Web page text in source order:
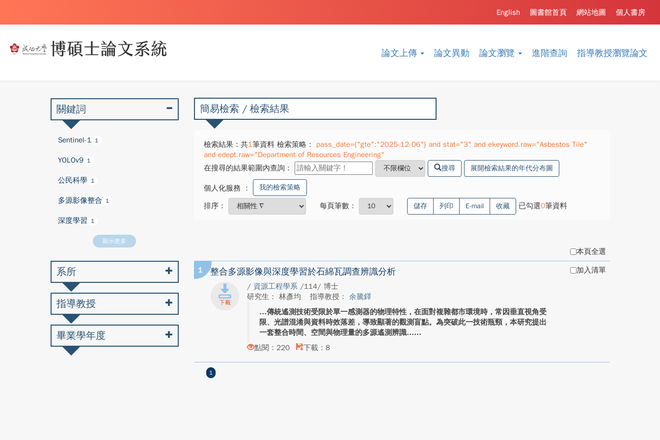
論文上傳 論文異動 論文瀏覽 進階查詢 指導教授瀏覽論文
個人書房
網站地圖
圖書館首頁
English
簡易檢索 / 檢索結果
檢索結果：共1筆資料 檢索策略：
pass_date={"gte":"2025-12-06"} and stat="3" and ekeyword.raw="Asbestos Tile"
and edept.raw="Department of Resources Engineering"
在搜尋的結果範圍內查詢：
搜尋 展開檢索結果的年代分布圖
個人化服務 ： 我的檢索策略
排序： 每頁筆數： 儲存 列印 E-mail 收藏 已勾選0筆資料
本頁全選
1 整合多源影像與深度學習於石綿瓦調查辨識分析
/ 資源工程學系 /114/ 博士
研究生： 林彥均
指導教授： 余騰鐸
傳統遙測技術受限於單一感測器的物理特性，在面對複雜都市環境時，常因垂直視角受
限、光譜混淆與資料時效落差，導致顯著的觀測盲點。為突破此一技術瓶頸，本研究提出
一套整合時間、空間與物理量的多源遙測辨識...
點閱：220
下載：8
加入清單
1
關鍵詞
Sentinel-1 1
YOLOv9 1
公民科學 1
多源影像整合 1
深度學習 1
顯示更多
系所
指導教授
畢業學年度